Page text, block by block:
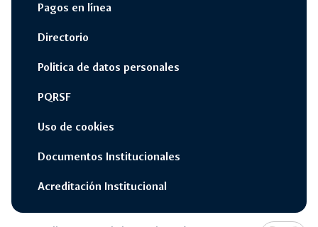
Pagos en línea
Directorio
Politica de datos personales
PQRSF
Uso de cookies
Documentos Institucionales
Acreditación Institucional